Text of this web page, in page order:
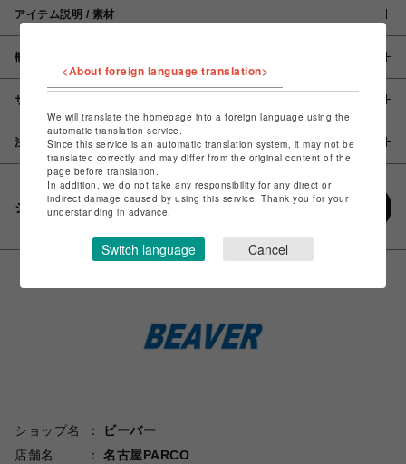
アイテム説明 / 素材
概要
サイズ
注意事項
シェアする
ショップ名
ビーバー
店舗名
名古屋PARCO
<About foreign language translation>
We will translate the homepage into a foreign language using the
automatic translation service.
Since this service is an automatic translation system, it may not be
translated correctly and may differ from the original content of the
page before translation.
In addition, we do not take any responsibility for any direct or
indirect damage caused by using this service. Thank you for your
understanding in advance.
Switch language Cancel